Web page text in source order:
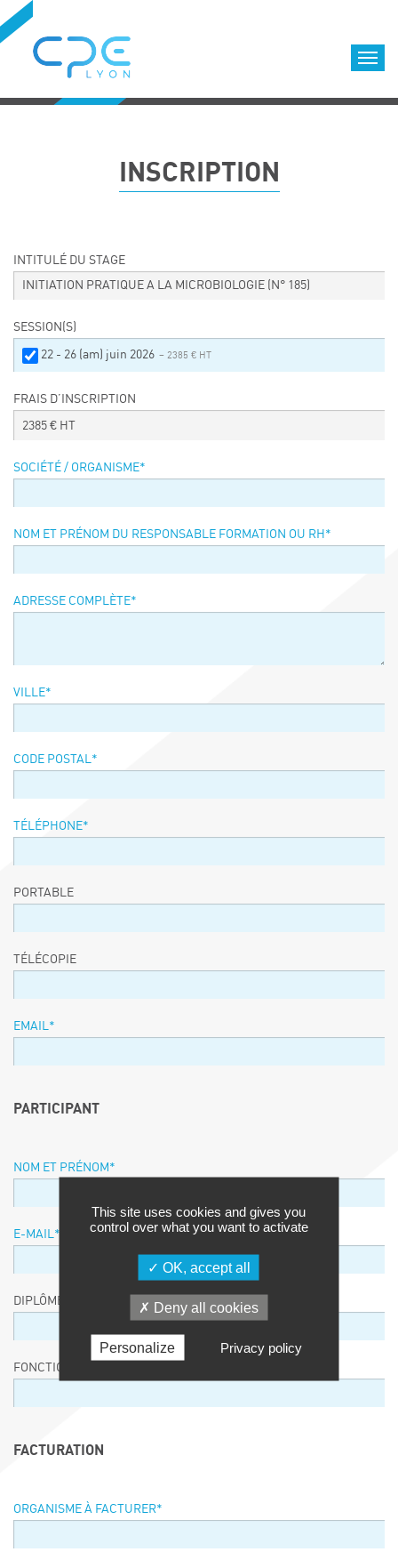
Formations diplômantes
Equipe
Nous choisir
LOCATION DE SALLES DE FORMATION
Nos clients
Événements
sustainability – September 15 and 16, 2026
Contacts
INSCRIPTION
INTITULÉ DU STAGE
INITIATION PRATIQUE A LA MICROBIOLOGIE (N° 185)
SESSION(S)
22 - 26 (am) juin 2026 – 2385 € HT
FRAIS D’INSCRIPTION
2385 € HT
SOCIÉTÉ / ORGANISME*
NOM ET PRÉNOM DU RESPONSABLE FORMATION OU RH *
ADRESSE COMPLÈTE*
VILLE*
CODE POSTAL*
TÉLÉPHONE*
PORTABLE
TÉLÉCOPIE
EMAIL *
PARTICIPANT
NOM ET PRÉNOM *
E-MAIL *
DIPLÔME / EQUIVALENCE / NIVEAU
FONCTION
FACTURATION
ORGANISME À FACTURER*
Cookies management panel
This site uses cookies and gives you
control over what you want to activate
OK, accept all
Deny all cookies
Personalize Privacy policy